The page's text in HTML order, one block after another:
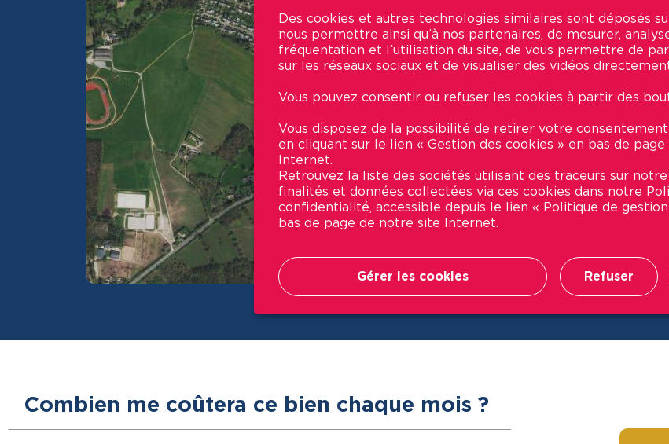
| Map integration © byGenesii
Combien me coûtera ce bien chaque mois ?
Des cookies et autres technologies similaires sont déposés
nous permettre ainsi qu’à nos partenaires, de mesurer,
fréquentation et l’utilisation du site, de vous permettre de
sur les réseaux sociaux et de visualiser des vidéos
Vous pouvez consentir ou refuser les cookies à partir des
Vous disposez de la possibilité de retirer votre
en cliquant sur le lien « Gestion des cookies » en bas de
Internet.
Retrouvez la liste des sociétés utilisant des traceurs sur
finalités et données collectées via ces cookies dans notre
confidentialité, accessible depuis le lien « Politique de
bas de page de notre site Internet.
Gérer les cookies Refuser